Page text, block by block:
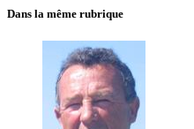
Dans la même rubrique